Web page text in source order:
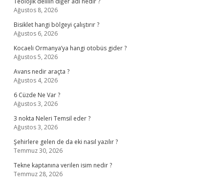
Ağustos 8, 2026
Bisiklet hangi bölgeyi çalıştırır ?
Ağustos 6, 2026
Kocaeli Ormanya’ya hangi otobüs gider ?
Ağustos 5, 2026
Avans nedir araçta ?
Ağustos 4, 2026
6 Cüzde Ne Var ?
Ağustos 3, 2026
3 nokta Neleri Temsil eder ?
Ağustos 3, 2026
Şehirlere gelen de da eki nasıl yazılır ?
Temmuz 30, 2026
Tekne kaptanına verilen isim nedir ?
Temmuz 28, 2026